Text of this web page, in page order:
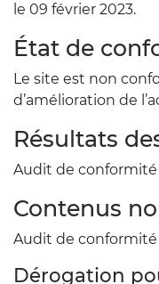
le 09 février 2023.
État de
Le site est non
d’amélioration de
Résultats
Audit de conformité
Contenus
Audit de conformité
Dérogation